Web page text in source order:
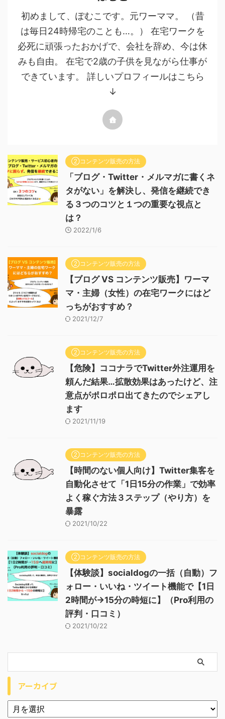
初めまして、ぽむこです。元ワーママ。 （昔
は毎日24時帰宅のことも…。） 在宅ワークを
必死に頑張ったおかげで、会社を辞め、今は休
みも自由。 在宅で2歳の子供を見ながら仕事が
できています。 詳しいプロフィールはこちら
↓
②コンテンツ販売の方法
「ブログ・Twitter・メルマガに書くネ
タがない」を解決し、発信を継続でき
る３つのコツと１つの重要な視点と
は？
2022/1/6
②コンテンツ販売の方法
【ブログ VS コンテンツ販売】ワーマ
マ・主婦（女性）の在宅ワークにはど
っちがおすすめ？
2021/12/7
②コンテンツ販売の方法
【危険】ココナラでTwitter外注運用を
頼んだ結果…拡散効果はあったけど、注
意点がポロポロ出てきたのでシェアし
ます
2021/11/19
②コンテンツ販売の方法
【時間のない個人向け】Twitter集客を
自動化させて「1日15分の作業」で効率
よく稼ぐ方法３ステップ（やり方）を
暴露
2021/10/22
②コンテンツ販売の方法
【体験談】socialdogの一括（自動）フ
ォロー・いいね・ツイート機能で【1日
2時間が→15分の時短に】（Pro利用の
評判・口コミ）
2021/10/22
アーカイブ